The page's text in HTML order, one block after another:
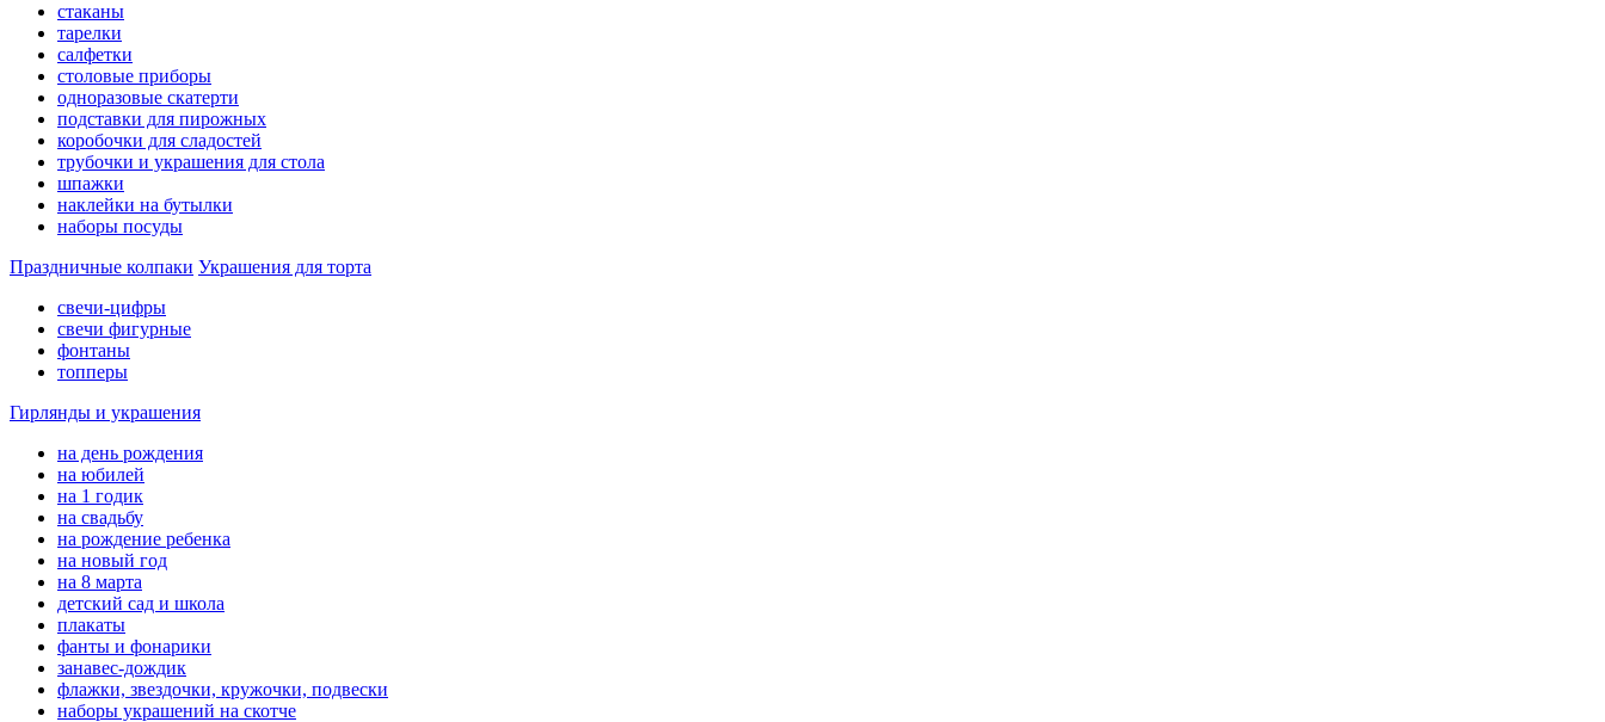
стаканы
тарелки
салфетки
столовые приборы
одноразовые скатерти
подставки для пирожных
коробочки для сладостей
трубочки и украшения для стола
шпажки
наклейки на бутылки
наборы посуды
Праздничные колпаки Украшения для торта
свечи-цифры
свечи фигурные
фонтаны
топперы
Гирлянды и украшения
на день рождения
на юбилей
на 1 годик
на свадьбу
на рождение ребенка
на новый год
на 8 марта
детский сад и школа
плакаты
фанты и фонарики
занавес-дождик
флажки, звездочки, кружочки, подвески
наборы украшений на скотче